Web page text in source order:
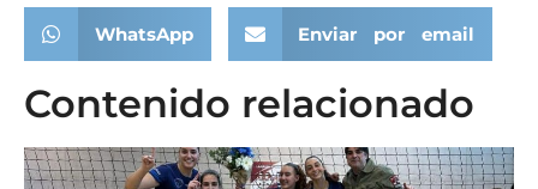
WhatsApp Enviar por email
Contenido relacionado